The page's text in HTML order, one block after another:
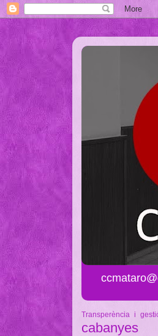
Transperència i
cabanyes